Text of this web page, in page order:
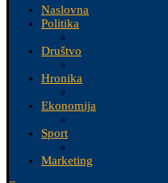
Naslovna
Politika
Društvo
Hronika
Ekonomija
Sport
Marketing